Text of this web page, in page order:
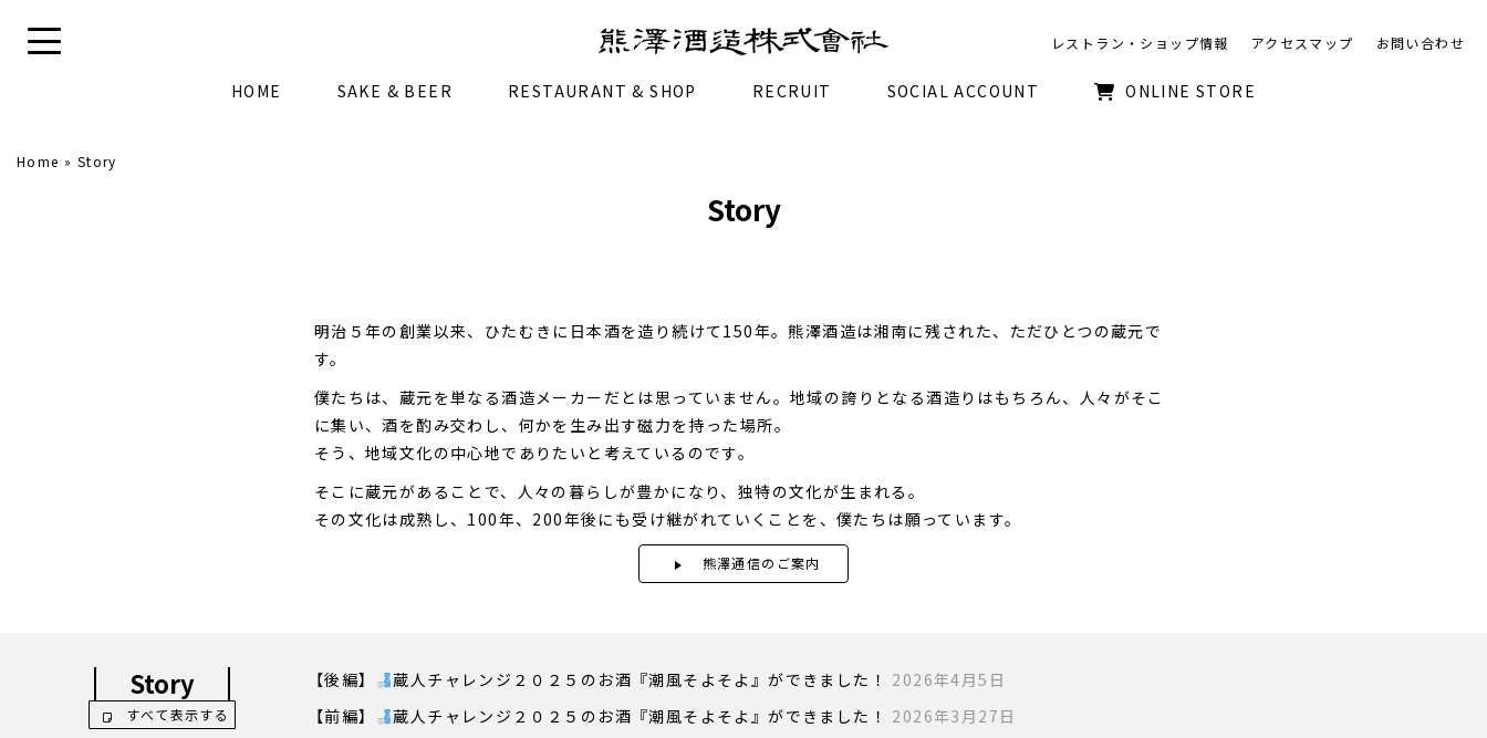
レストラン・ショップ情報 アクセスマップ お問い合わせ
HOME SAKE & BEER RESTAURANT & SHOP RECRUIT SOCIAL ACCOUNT ONLINE STORE
Home » Story
Story
明治５年の創業以来、ひたむきに日本酒を造り続けて150年。熊澤酒造は湘南に残された、ただひとつの蔵元で
す。
僕たちは、蔵元を単なる酒造メーカーだとは思っていません。地域の誇りとなる酒造りはもちろん、人々がそこ
に集い、酒を酌み交わし、何かを生み出す磁力を持った場所。
そう、地域文化の中心地でありたいと考えているのです。
そこに蔵元があることで、人々の暮らしが豊かになり、独特の文化が生まれる。
その文化は成熟し、100年、200年後にも受け継がれていくことを、僕たちは願っています。
熊澤通信のご案内
Story
すべて表示する
【後編】 蔵人チャレンジ２０２５のお酒『潮風そよそよ』ができました！ 2026年4月5日
【前編】
蔵人チャレンジ２０２５のお酒『潮風そよそよ』ができました！ 2026年3月27日